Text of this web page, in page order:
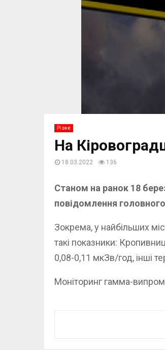
Різне
На
18.03.2022 136
Станом на ранок 18
повідомлення
Зокрема, у найбільших
такі показники:
0,08-0,11 мкЗв/год, інші
Моніторинг гамма-